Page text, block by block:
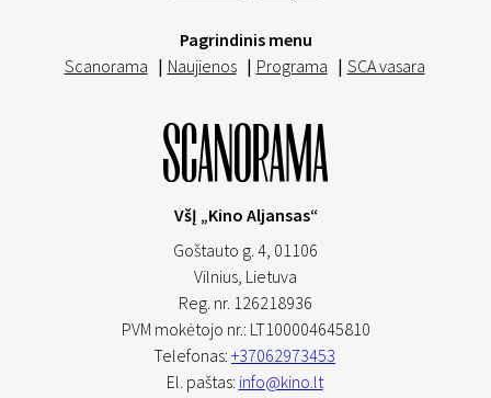
Pagrindinis menu
Scanorama | Naujienos | Programa | SCA vasara
VšĮ „Kino Aljansas“
Goštauto g. 4, 01106
Vilnius, Lietuva
Reg. nr. 126218936
PVM mokėtojo nr.: LT100004645810
Telefonas: +37062973453
El. paštas: info@kino.lt